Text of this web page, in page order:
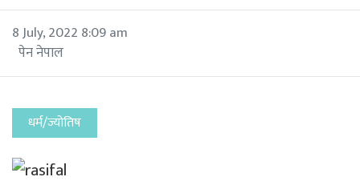
8 July, 2022 8:09 am
पेन नेपाल
धर्म/ज्योतिष